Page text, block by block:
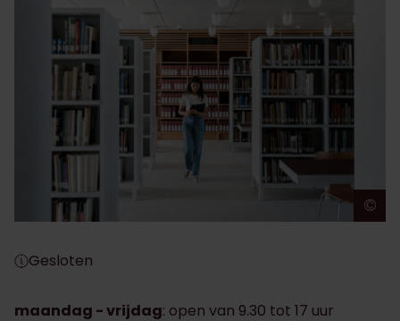
©
Gesloten
maandag - vrijdag: open van 9.30 tot 17 uur